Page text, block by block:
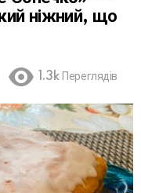
ніжний, що
1.3k Переглядів